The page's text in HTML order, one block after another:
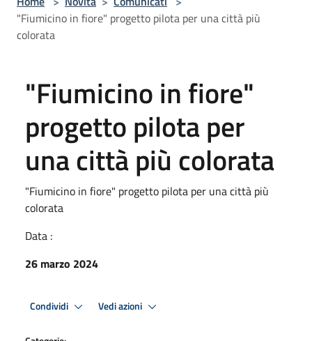
"Fiumicino in fiore" progetto pilota per una città più
colorata
"Fiumicino in fiore"
progetto pilota per
una città più colorata
"Fiumicino in fiore" progetto pilota per una città più
colorata
Data :
26 marzo 2024
Condividi Vedi azioni